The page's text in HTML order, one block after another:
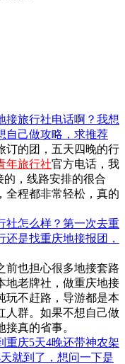
接旅行社电话啊？我想
自己做攻略，求推荐
订的团，五天四晚的行
年旅行社官方电话，我
的，线路安排的很合
全程都非常轻松，真的
社怎么样？第一次去重
是找重庆地接报团，
前也担心很多地接套路
地老牌社，做重庆地接
玩不赶路，导游都是本
人群。如果不想自己做
真的省事。
重庆5天4晚还带神农架
就到了，想问一下是